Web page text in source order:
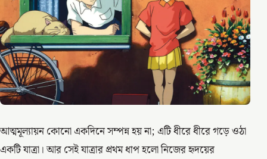
আত্মমূল্যায়ন কোনো একদিনে সম্পন্ন হয় না; এটি ধীরে ধীরে গড়ে ওঠা
একটি যাত্রা। আর সেই যাত্রার প্রথম ধাপ হলো নিজের হৃদয়ের